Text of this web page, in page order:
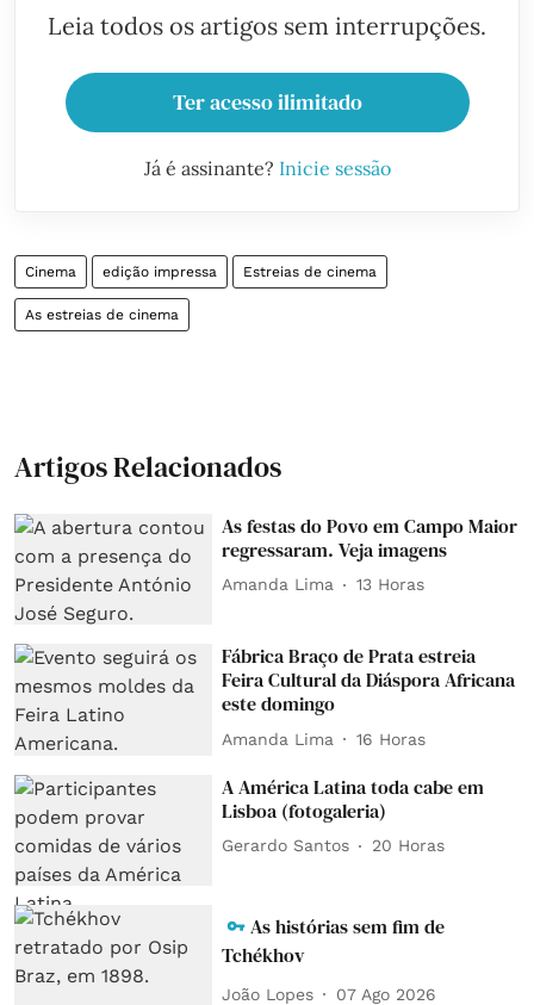
Leia todos os artigos sem interrupções.
Ter acesso ilimitado
Já é assinante? Inicie sessão
Cinema edição impressa Estreias de cinema
As estreias de cinema
Artigos Relacionados
As festas do Povo em Campo Maior
regressaram. Veja imagens
Amanda Lima 13 Horas
Fábrica Braço de Prata estreia
Feira Cultural da Diáspora Africana
este domingo
Amanda Lima 16 Horas
A América Latina toda cabe em
Lisboa (fotogaleria)
Gerardo Santos 20 Horas
As histórias sem fim de
Tchékhov
João Lopes 07 Ago 2026